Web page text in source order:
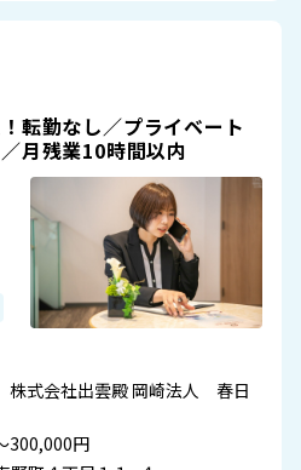
転勤なし／プライベート
月残業10時間以内
式会社出雲殿 岡崎法人 春日
300,000円